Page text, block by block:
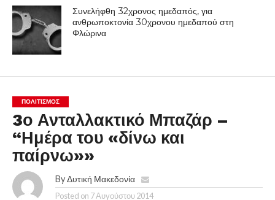
Συνελήφθη 32χρονος ημεδαπός, για
ανθρωποκτονία 30χρονου ημεδαπού στη
Φλώρινα
ΠΟΛΙΤΙΣΜΌΣ
3ο Ανταλλακτικό Μπαζάρ –
“Ημέρα του «δίνω και
παίρνω»»
By Δυτική Μακεδονία
Posted on 7 Αυγούστου 2014